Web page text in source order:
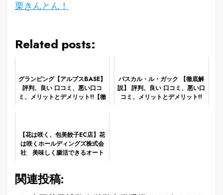
栗きんとん！
Related posts:
グランピング【アルプスBASE】
評判、良い 口コミ、悪い口コ
ミ、メリットとデメリット!!【徹
パスカル・ル・ガック 【徹底解
説】 評判、良い 口コミ、悪い口
コミ、メリットとデメリット!!
【花は咲く、包美餃子EC店】花
は咲くホールディングズ株式会
社 美味しく腸活できるオート
関連投稿: